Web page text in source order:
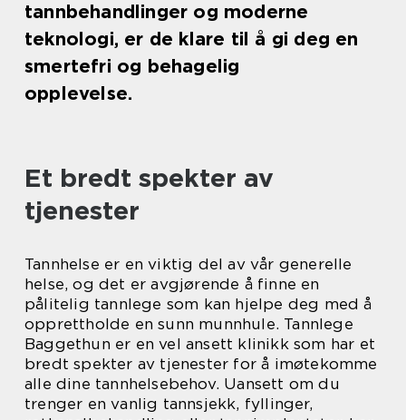
tannbehandlinger og moderne
teknologi, er de klare til å gi deg en
smertefri og behagelig
opplevelse.
Et bredt spekter av
tjenester
Tannhelse er en viktig del av vår generelle
helse, og det er avgjørende å finne en
pålitelig tannlege som kan hjelpe deg med å
opprettholde en sunn munnhule. Tannlege
Baggethun er en vel ansett klinikk som har et
bredt spekter av tjenester for å imøtekomme
alle dine tannhelsebehov. Uansett om du
trenger en vanlig tannsjekk, fyllinger,